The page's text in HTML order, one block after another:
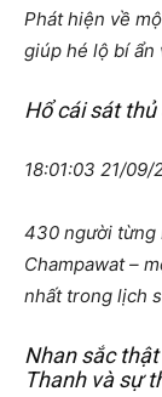
Phát hiện về
giúp hé lộ bí ẩn
Hổ cái sát
18:01:03 21/09/
430 người từng
Champawat –
nhất trong lịch
Nhan sắc
Thanh và sự